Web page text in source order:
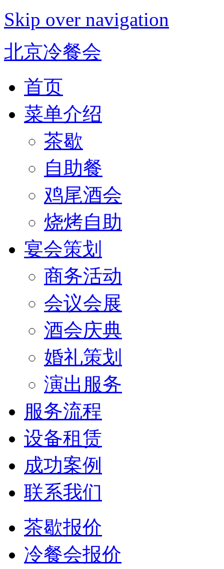
Skip over navigation
北京冷餐会
首页
菜单介绍
茶歇
自助餐
鸡尾酒会
烧烤自助
宴会策划
商务活动
会议会展
酒会庆典
婚礼策划
演出服务
服务流程
设备租赁
成功案例
联系我们
茶歇报价
冷餐会报价